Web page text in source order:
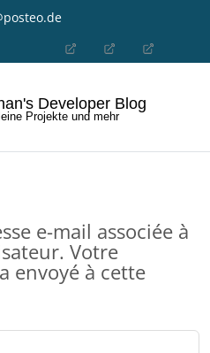
Developer Blog
Projekte und mehr
e-mail associée à
Votre
envoyé à cette